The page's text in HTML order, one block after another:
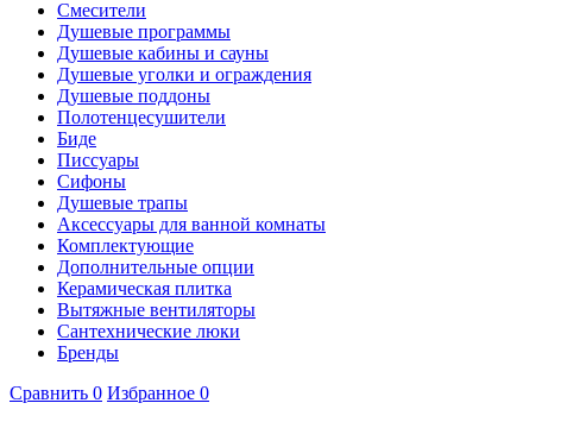
Смесители
Душевые программы
Душевые кабины и сауны
Душевые уголки и ограждения
Душевые поддоны
Полотенцесушители
Биде
Писсуары
Сифоны
Душевые трапы
Аксессуары для ванной комнаты
Комплектующие
Дополнительные опции
Керамическая плитка
Вытяжные вентиляторы
Сантехнические люки
Бренды
Сравнить 0 Избранное 0